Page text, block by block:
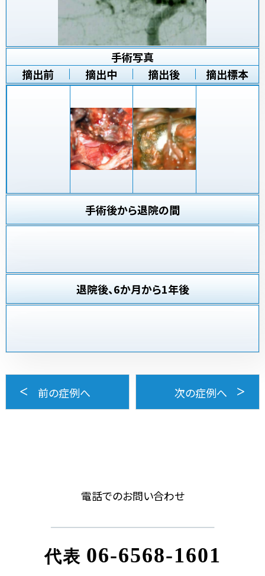
手術写真
摘出前
摘出中 摘出後 摘出標本
手術後から退院の間
退院後、6か月から1年後
前の症例へ 次の症例へ
電話でのお問い合わせ
代表 06-6568-1601